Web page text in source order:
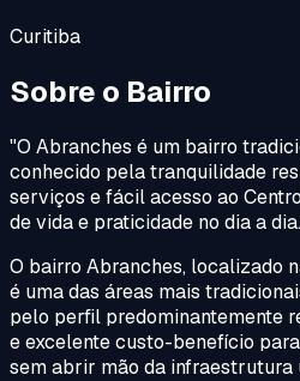
Curitiba
Sobre o Bairro
"O Abranches é um bairro
conhecido pela tranquilidade
serviços e fácil acesso ao
de vida e praticidade no dia a dia.
O bairro Abranches, localizado
é uma das áreas mais
pelo perfil predominantemente
e excelente custo-benefício
sem abrir mão da infraestrutura